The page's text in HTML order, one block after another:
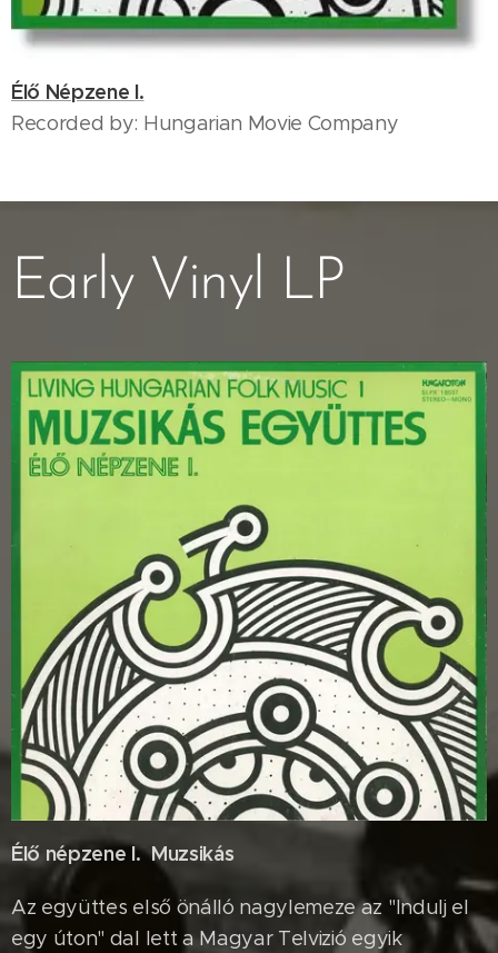
Élő Népzene I.
Recorded by: Hungarian Movie Company
Early Vinyl LP
Élő népzene I. Muzsikás
Az együttes első önálló nagylemeze az "Indulj el
egy úton" dal lett a Magyar Telvizió egyik